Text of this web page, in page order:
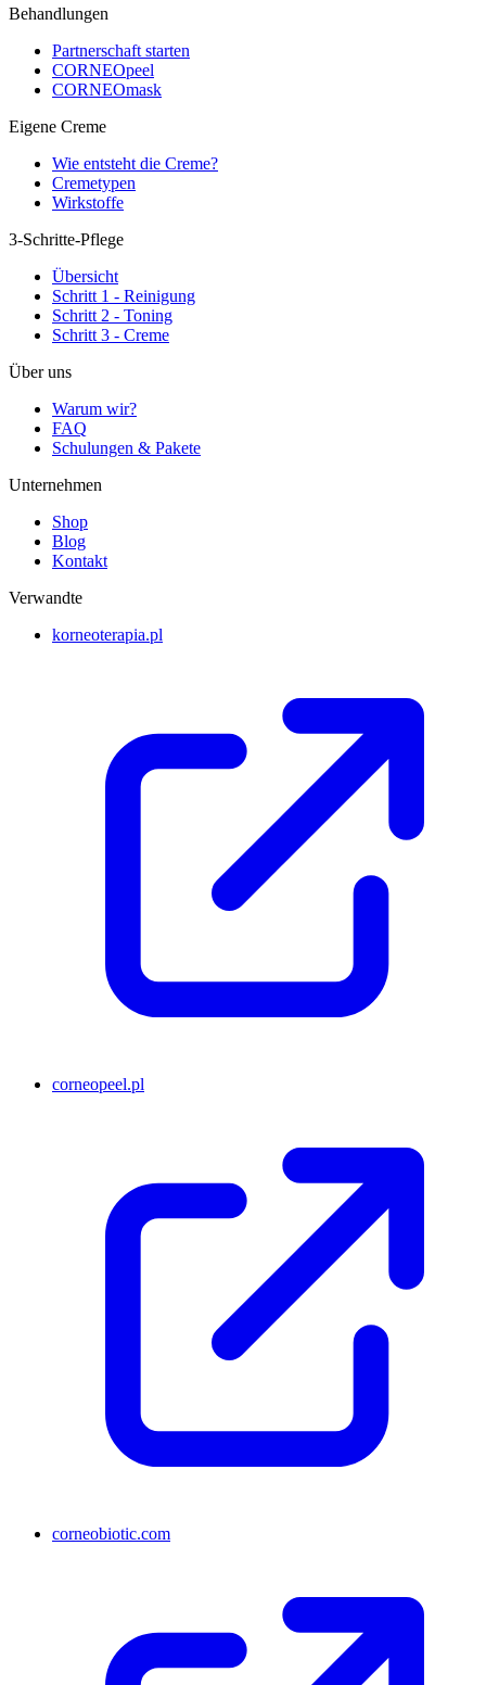
Behandlungen
Partnerschaft starten
CORNEOpeel
CORNEOmask
Eigene Creme
Wie entsteht die Creme?
Cremetypen
Wirkstoffe
3-Schritte-Pflege
Übersicht
Schritt 1 - Reinigung
Schritt 2 - Toning
Schritt 3 - Creme
Über uns
Warum wir?
FAQ
Schulungen & Pakete
Unternehmen
Shop
Blog
Kontakt
Verwandte
korneoterapia.pl
corneopeel.pl
corneobiotic.com